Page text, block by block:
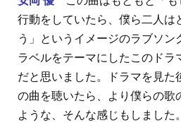
行動をしていたら、僕ら二人は
う」というイメージのラブソン
ラベルをテーマにしたこのドラ
だと思いました。ドラマを見た
の曲を聴いたら、より僕らの歌
ような、そんな感じもしました。